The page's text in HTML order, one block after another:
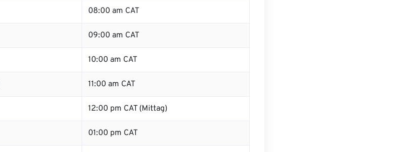
08:00 am CAT
09:00 am CAT
10:00 am CAT
11:00 am CAT
12:00 pm CAT (Mittag)
01:00 pm CAT